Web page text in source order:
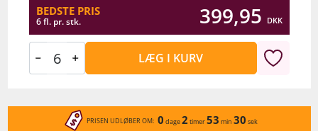
BEDSTE PRIS
6 fl. pr. stk. 399,95 DKK
LÆG I KURV
PRISEN UDLØBER OM: 0 dage2 timer53 min 30 sek